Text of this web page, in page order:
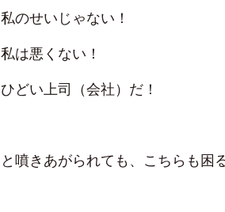
私のせいじゃない！
私は悪くない！
ひどい上司（会社）だ！
と噴きあがられても、こちらも困る